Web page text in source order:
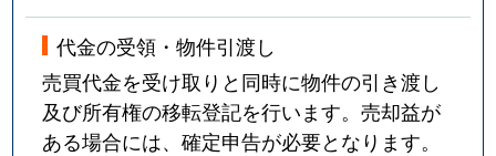
代金の受領・物件引渡し
売買代金を受け取りと同時に物件の引き渡し
及び所有権の移転登記を行います。売却益が
ある場合には、確定申告が必要となります。